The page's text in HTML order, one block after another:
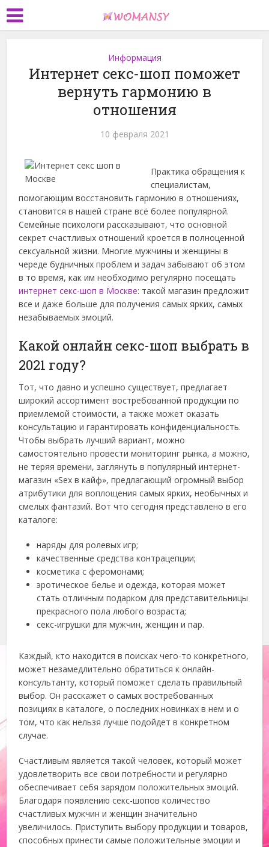
Информация
Интернет секс-шоп поможет
вернуть гармонию в
отношения
10 февраля 2021
Практика обращения к
специалистам,
помогающим восстановить гармонию в отношениях,
становится в нашей стране всё более популярной.
Семейные психологи рассказывают, что основной
секрет счастливых отношений кроется в полноценной
сексуальной жизни. Многие мужчины и женщины в
череде будничных проблем и задач забывают об этом
в то время, как им необходимо регулярно посещать
интернет секс-шоп в Москве: такой магазин предложит
все и даже больше для получения самых ярких, самых
незабываемых эмоций.
Какой онлайн секс-шоп выбрать в
2021 году?
Тот, что давно и успешно существует, предлагает
широкий ассортимент востребованной продукции по
приемлемой стоимости, а также может оказать
консультацию и гарантировать конфиденциальность.
Чтобы выбрать лучший вариант, можно
самостоятельно провести мониторинг рынка, а можно,
не теряя времени, заглянуть в популярный интернет-
магазин «Sex в кайф», предлагающий огромный выбор
атрибутики для воплощения самых ярких, необычных и
смелых фантазий. Вот что сегодня представлено в его
каталоге:
наряды для ролевых игр;
качественные средства контрацепции;
косметика с феромонами;
эротическое белье и одежда, которая может
стать отличным подарком для представительницы
прекрасного пола любого возраста;
секс-игрушки для мужчин, женщин и пар.
Каждый, кто находится в поисках чего-то конкретного,
может незамедлительно обратиться к онлайн-
консультанту, который поможет сделать правильный
выбор. Он расскажет о самых востребованных
позициях в каталоге, о последних новинках в нем и о
том, что как нельзя лучше подойдет в конкретном
случае.
Счастливым является такой человек, который может
удовлетворить все свои потребности и регулярно
обеспечивает себя зарядом положительных эмоций.
Благодаря появлению секс-шопов количество
счастливых мужчин и женщин значительно
увеличилось. Приступить выбору продукции и товаров,
способных принести самые положительные эмоции и